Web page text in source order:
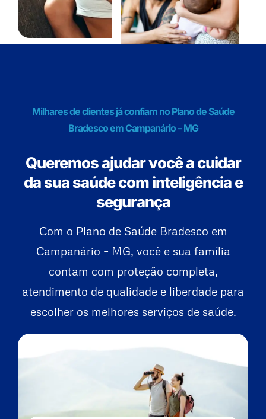
Milhares de clientes já confiam no Plano de Saúde
Bradesco em Campanário – MG
Queremos ajudar você a cuidar
da sua saúde com inteligência e
segurança
Com o Plano de Saúde Bradesco em
Campanário – MG, você e sua família
contam com proteção completa,
atendimento de qualidade e liberdade para
escolher os melhores serviços de saúde.